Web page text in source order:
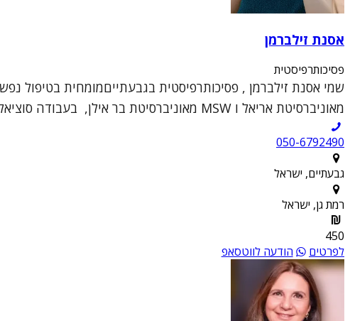
אסנת זילברמן
פסיכותרפיסטית
מאוניברסיטת אריאל ו MSW מאוניברסיטת בר אילן, בעבודה סוציאלית ...
050-6792490
גבעתיים, ישראל
רמת גן, ישראל
450
לפרטים
הודעה לווטסאפ